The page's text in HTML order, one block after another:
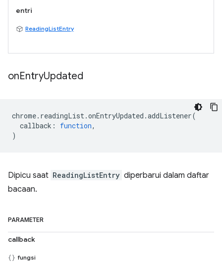
entri
ReadingListEntry
onEntryUpdated
chrome. readingList .onEntryUpdated .addListener(
callback : function,
)
Dipicu saat ReadingListEntry diperbarui dalam daftar
bacaan.
PARAMETER
callback
fungsi